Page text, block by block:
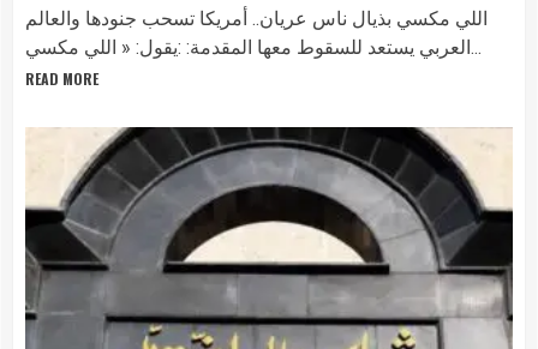
اللي مكسي بذيال ناس عريان.. أمريكا تسحب جنودها والعالم
العربي يستعد للسقوط معها المقدمة: :​يقول: « اللي مكسي...
READ MORE